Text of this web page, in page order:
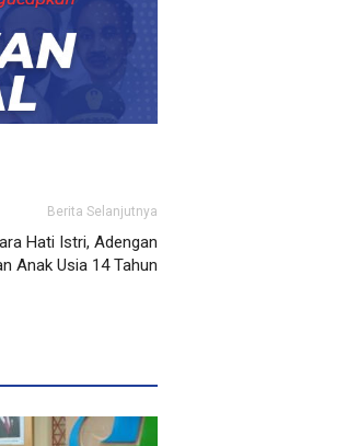
Berita Selanjutnya
Hati Istri, Adengan
Anak Usia 14 Tahun